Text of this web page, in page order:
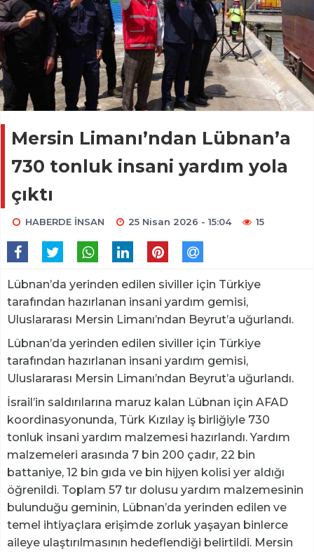
Mersin Limanı’ndan Lübnan’a
730 tonluk insani yardım yola
çıktı
HABERDE İNSAN 25 Nisan 2026 - 15:04 15
Lübnan’da yerinden edilen siviller için Türkiye
tarafından hazırlanan insani yardım gemisi,
Uluslararası Mersin Limanı’ndan Beyrut’a uğurlandı.
Lübnan’da yerinden edilen siviller için Türkiye
tarafından hazırlanan insani yardım gemisi,
Uluslararası Mersin Limanı’ndan Beyrut’a uğurlandı.
İsrail’in saldırılarına maruz kalan Lübnan için AFAD
koordinasyonunda, Türk Kızılay iş birliğiyle 730
tonluk insani yardım malzemesi hazırlandı. Yardım
malzemeleri arasında 7 bin 200 çadır, 22 bin
battaniye, 12 bin gıda ve bin hijyen kolisi yer aldığı
öğrenildi. Toplam 57 tır dolusu yardım malzemesinin
bulunduğu geminin, Lübnan’da yerinden edilen ve
temel ihtiyaçlara erişimde zorluk yaşayan binlerce
aileye ulaştırılmasının hedeflendiği belirtildi. Mersin